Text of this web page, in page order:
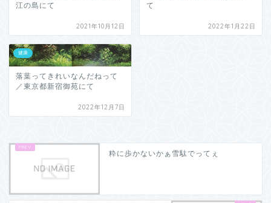
江の島にて
2021年10月12日
て
2022年1月22日
健康
落葉ってきれいなんだねって
／東京都新宿御苑にて
2022年12月7日
粋に歩かないかぁ雪駄でってぇ